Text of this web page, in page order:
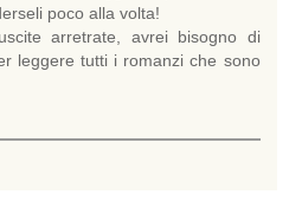
poco alla volta!
arretrate, avrei bisogno di
leggere tutti i romanzi che sono